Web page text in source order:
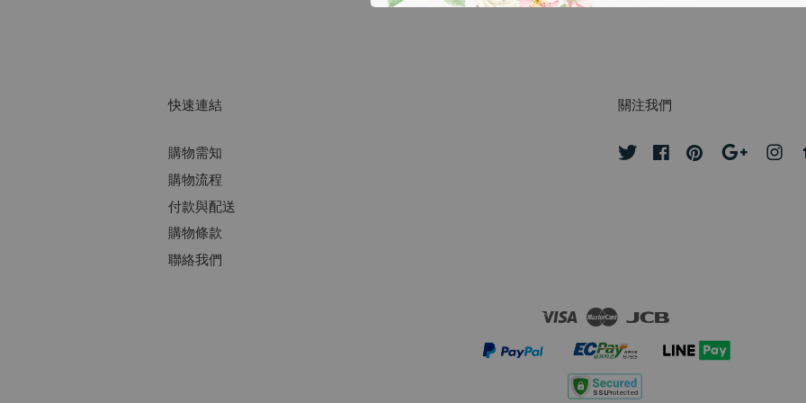
快速連結
購物需知
購物流程
付款與配送
購物條款
聯絡我們
關注我們
Twitter FacebookPinterest Google
Visa Master